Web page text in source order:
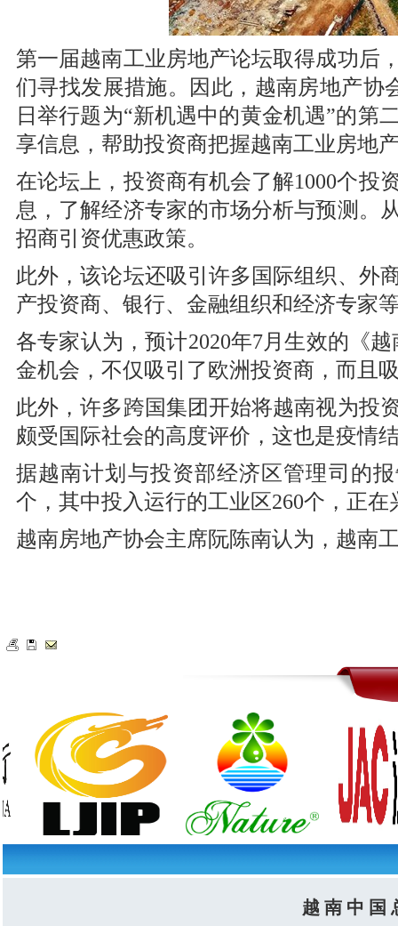
第一届越南工业房地产论坛取得成功后
们寻找发展措施。因此，越南房地产协
日举行题为“新机遇中的黄金机遇”的第
享信息，帮助投资商把握越南工业房地
在论坛上，投资商有机会了解1000个投
息，了解经济专家的市场分析与预测。
招商引资优惠政策。
此外，该论坛还吸引许多国际组织、外
产投资商、银行、金融组织和经济专家
各专家认为，预计2020年7月生效的《
金机会，不仅吸引了欧洲投资商，而且
此外，许多跨国集团开始将越南视为投
颇受国际社会的高度评价，这也是疫情
据越南计划与投资部经济区管理司的
个，其中投入运行的工业区260个，正在
越南房地产协会主席阮陈南认为，越南
越 南 中 国